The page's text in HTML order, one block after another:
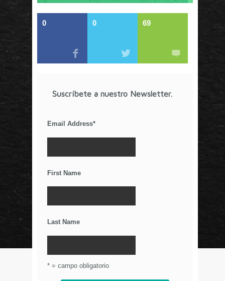
0 0 69
Suscríbete a nuestro Newsletter.
Email Address*
First Name
Last Name
* = campo obligatorio
todos los directores de marcas y especialistas en
marketing que buscan información de calidad. Estos
componentes lo convierten en un detonador de nuevas
Artículos Recientes
Cine, audiencias y premios en la era de Netflix
¿Por qué el anuncio de Gillette resultó
controversial?
reservados.